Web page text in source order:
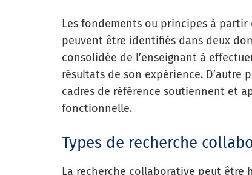
Les fondements ou principes à
peuvent être identifiés dans deux
consolidée de l’enseignant à
résultats de son expérience. D’autre
cadres de référence soutiennent et
fonctionnelle.
Types de recherche
La recherche collaborative peut être